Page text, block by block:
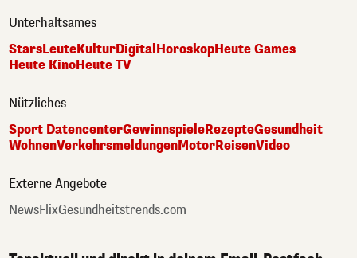
Unterhaltsames
StarsLeuteKulturDigital HoroskopHeute Games
Heute KinoHeute TV
Nützliches
Sport DatencenterGewinnspieleRezepteGesundheit
WohnenVerkehrsmeldungenMotorReisenVideo
Externe Angebote
NewsFlixGesundheitstrends.com